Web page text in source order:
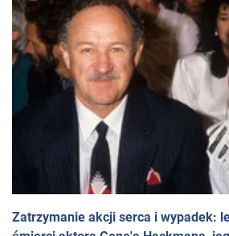
Zatrzymanie akcji serca i wypadek: